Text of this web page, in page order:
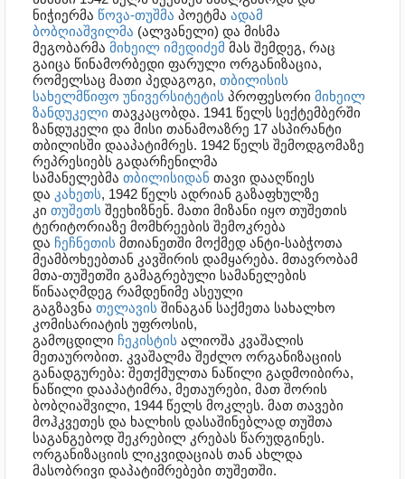
ნიჭიერმა წოვა-თუშმა პოეტმა ადამ
ბობღიაშვილმა (ალვანელი) და მისმა
მეგობარმა მიხეილ იმედიძემ მას შემდეგ, რაც
გაიცა წინამორბედი ფარული ორგანიზაცია,
რომელსაც მათი პედაგოგი, თბილისის
სახელმწიფო უნივერსიტეტის პროფესორი მიხეილ
ზანდუკელი თავკაცობდა. 1941 წელს სექტემბერში
ზანდუკელი და მისი თანამოაზრე 17 ასპირანტი
თბილისში დააპატიმრეს. 1942 წელს შემოდგომაზე
რეპრესიებს გადარჩენილმა
სამანელებმა თბილისიდან თავი დააღწიეს
და კახეთს, 1942 წელს ადრიან გაზაფხულზე
კი თუშეთს შეეხიზნენ. მათი მიზანი იყო თუშეთის
ტერიტორიაზე მომხრეების შემოკრება
და ჩეჩნეთის მთიანეთში მოქმედ ანტი-საბჭოთა
მეამბოხეებთან კავშირის დამყარება. მთავრობამ
მთა-თუშეთში გამაგრებული სამანელების
წინააღმდეგ რამდენიმე ასეული
გაგზავნა თელავის შინაგან საქმეთა სახალხო
კომისარიატის უფროსის,
გამოცდილი ჩეკისტის ალიოშა კვაშალის
მეთაურობით. კვაშალმა შეძლო ორგანიზაციის
განადგურება: შეთქმულთა ნაწილი გადმოიბირა,
ნაწილი დააპატიმრა, მეთაურები, მათ შორის
ბობღიაშვილი, 1944 წელს მოკლეს. მათ თავები
მოჰკვეთეს და ხალხის დასაშინებლად თუშთა
საგანგებოდ შეკრებილ კრებას წარუდგინეს.
ორგანიზაციის ლიკვიდაციას თან ახლდა
მასობრივი დაპატიმრებები თუშეთში.